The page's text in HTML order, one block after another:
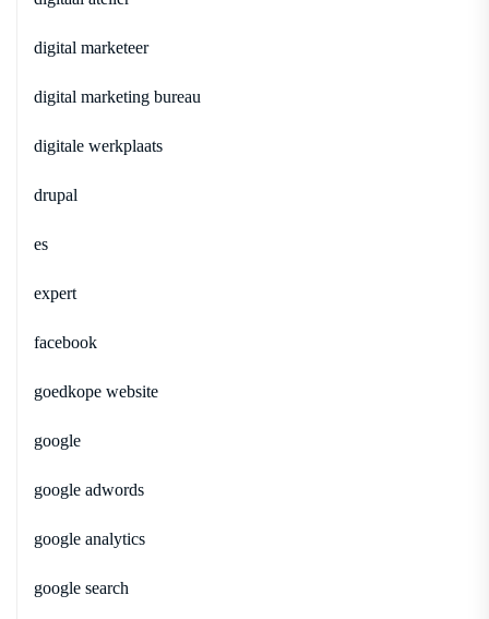
digital marketeer
digital marketing bureau
digitale werkplaats
drupal
es
expert
facebook
goedkope website
google
google adwords
google analytics
google search